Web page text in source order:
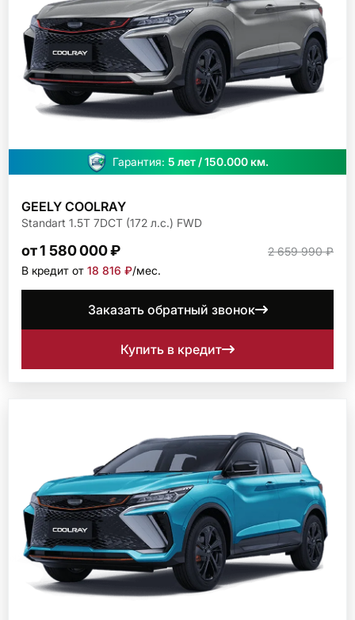
Гарантия: 5 лет / 150.000 км.
GEELY COOLRAY
Standart 1.5T 7DCT (172 л.с.) FWD
от 1 580 000 ₽
2 659 990 ₽
В кредит от 18 816 ₽/мec.
Заказать обратный звонок
Купить в кредит